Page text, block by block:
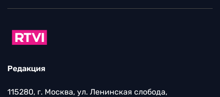
Редакция
115280, г. Москва, ул. Ленинская слобода,